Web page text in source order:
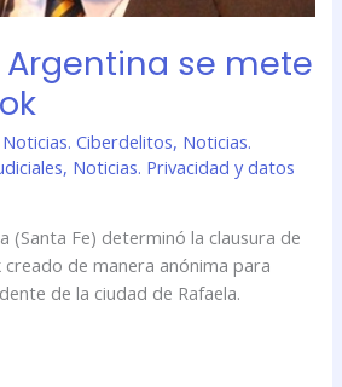
Argentina se mete
Noticias. Ciberdelitos, Noticias.
, Noticias. Privacidad y datos
(Santa Fe) determinó la clausura de
de manera anónima para
de la ciudad de Rafaela.